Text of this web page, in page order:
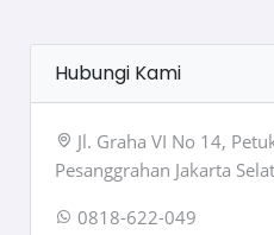
Hubungi Kami
Jl. Graha VI No 14,
Pesanggrahan Jakarta
0818-622-049